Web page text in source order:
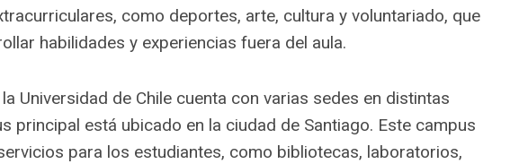
como deportes, arte, cultura y voluntariado, que
habilidades y experiencias fuera del aula.
Universidad de Chile cuenta con varias sedes en distintas
principal está ubicado en la ciudad de Santiago. Este campus
para los estudiantes, como bibliotecas, laboratorios,